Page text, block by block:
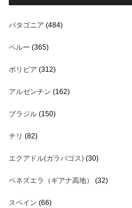
パタゴニア (484)
ペルー (365)
ボリビア (312)
アルゼンチン (162)
ブラジル (150)
チリ (82)
エクアドル(ガラパゴス) (30)
ベネズエラ（ギアナ高地） (32)
スペイン (66)